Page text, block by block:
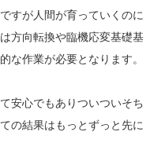
すが人間が育っていくのに
方向転換や臨機応変基礎基
な作業が必要となります。
安心でもありついついそち
の結果はもっとずっと先に